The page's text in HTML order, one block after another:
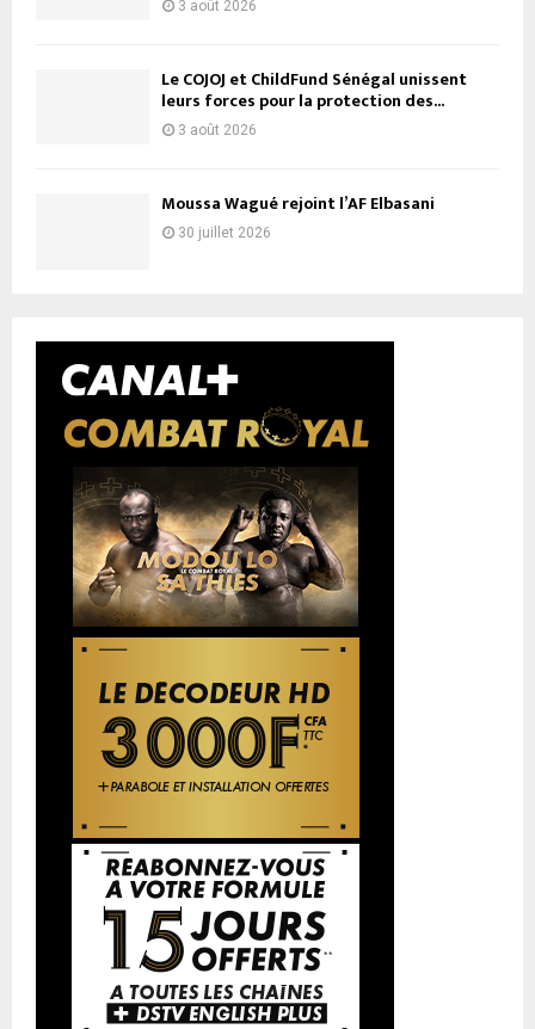
3 août 2026
Le COJOJ et ChildFund Sénégal unissent
leurs forces pour la protection des...
3 août 2026
Moussa Wagué rejoint l’AF Elbasani
30 juillet 2026